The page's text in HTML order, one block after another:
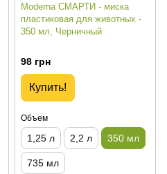
Moderna СМАРТИ - миска
пластиковая для животных -
350 мл, Черничный
98 грн
Купить!
Объем
1,25 л 2,2 л 350 мл
735 мл